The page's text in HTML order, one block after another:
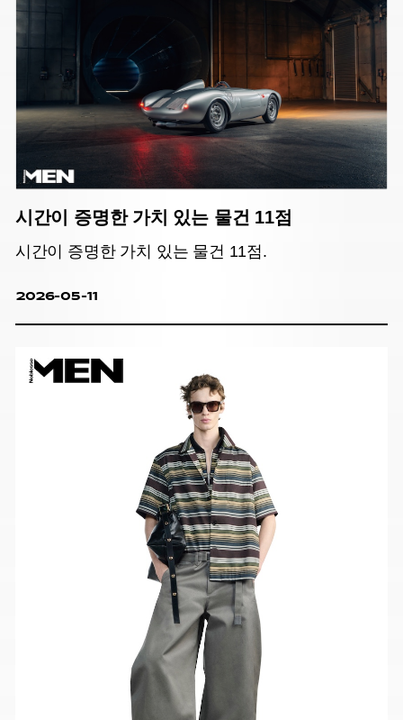
시간이 증명한 가치 있는 물건 11점
시간이 증명한 가치 있는 물건 11점.
2026-05-11